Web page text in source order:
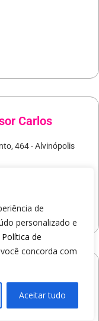
de
personalizado e
Política de
concorda com
Aceitar tudo
Carlos
464 - Alvinópolis